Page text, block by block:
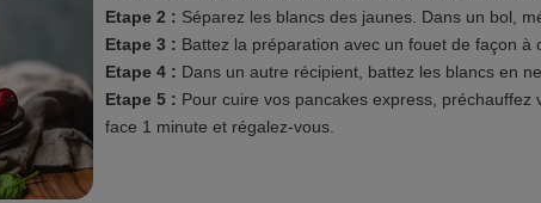
Etape 2 : Séparez les blancs des jaunes. Dans un bol,
Etape 3 : Battez la préparation avec un fouet de façon
Etape 4 : Dans un autre récipient, battez les blancs en
Etape 5 : Pour cuire vos pancakes express,
face 1 minute et régalez-vous.